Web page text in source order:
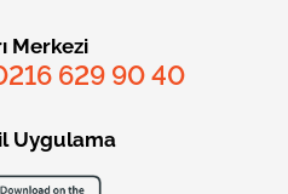
Merkezi
629 90 40
Uygulama